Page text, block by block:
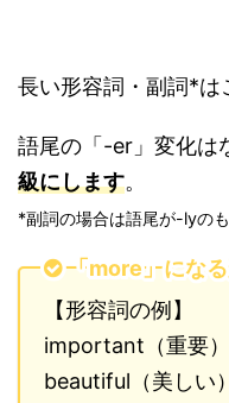
長い形容詞・副詞*は
語尾の「-er」変化は
級にします。
*副詞の場合は語尾が-lyの
「more」にな
【形容詞の例】
important（重要
beautiful（美し